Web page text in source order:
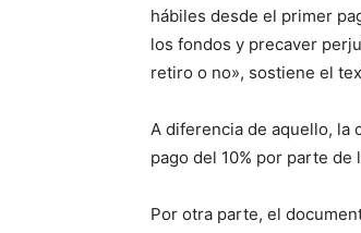
hábiles desde el primer
los fondos y precaver
retiro o no», sostiene el
A diferencia de aquello, la
pago del 10% por parte de
Por otra parte, el